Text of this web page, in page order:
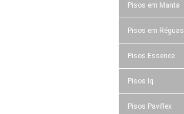
Pisos em Manta
Pisos em Réguas
Pisos Essence
Pisos Iq
Pisos Paviflex